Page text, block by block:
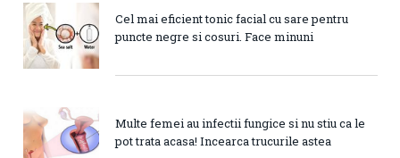
Cel mai eficient tonic facial cu sare pentru
puncte negre si cosuri. Face minuni
Multe femei au infectii fungice si nu stiu ca le
pot trata acasa! Incearca trucurile astea